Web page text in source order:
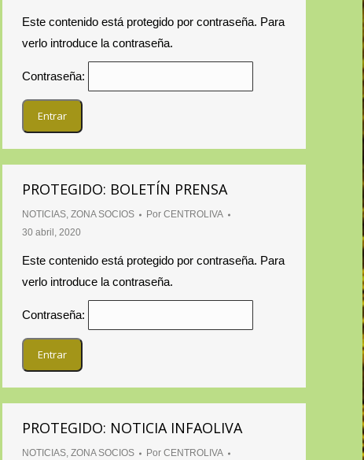
Este contenido está protegido por contraseña. Para
verlo introduce la contraseña.
Contraseña:
PROTEGIDO: BOLETÍN PRENSA
NOTICIAS, ZONA SOCIOS Por CENTROLIVA
30 abril, 2020
Este contenido está protegido por contraseña. Para
verlo introduce la contraseña.
Contraseña:
PROTEGIDO: NOTICIA INFAOLIVA
NOTICIAS, ZONA SOCIOS Por CENTROLIVA